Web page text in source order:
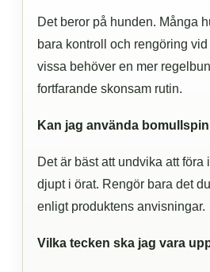
Det beror på hunden. Många
bara kontroll och rengöring
vissa behöver en mer
fortfarande skonsam rutin.
Kan jag använda
Det är bäst att undvika att
djupt i örat. Rengör bara det
enligt produktens anvisningar.
Vilka tecken ska jag vara